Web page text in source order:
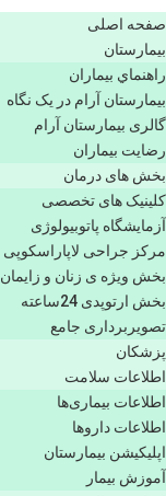
صفحه اصلی
بيمارستان
راهنماي بیماران
بیمارستان آرام در یک نگاه
گالری بیمارستان آرام
رضایت بیماران
بخش های درمان
کلینیک های تخصصی
آزمایشگاه پاتوبیولوژی
مرکز جراحی لاپاراسکوپی
بخش ویژه ی زنان و زایمان
بخش ارتوپدی 24ساعته
تصویربرداری جامع
پزشكان
اطلاعات سلامت
اطلاعات بیماری‌ها
اطلاعات دارو‌ها
اپليكيشن بيمارستان
آموزش بیمار